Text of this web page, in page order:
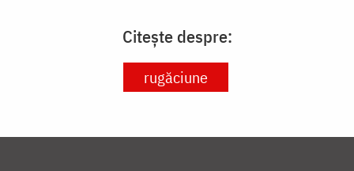
Citește despre:
rugăciune